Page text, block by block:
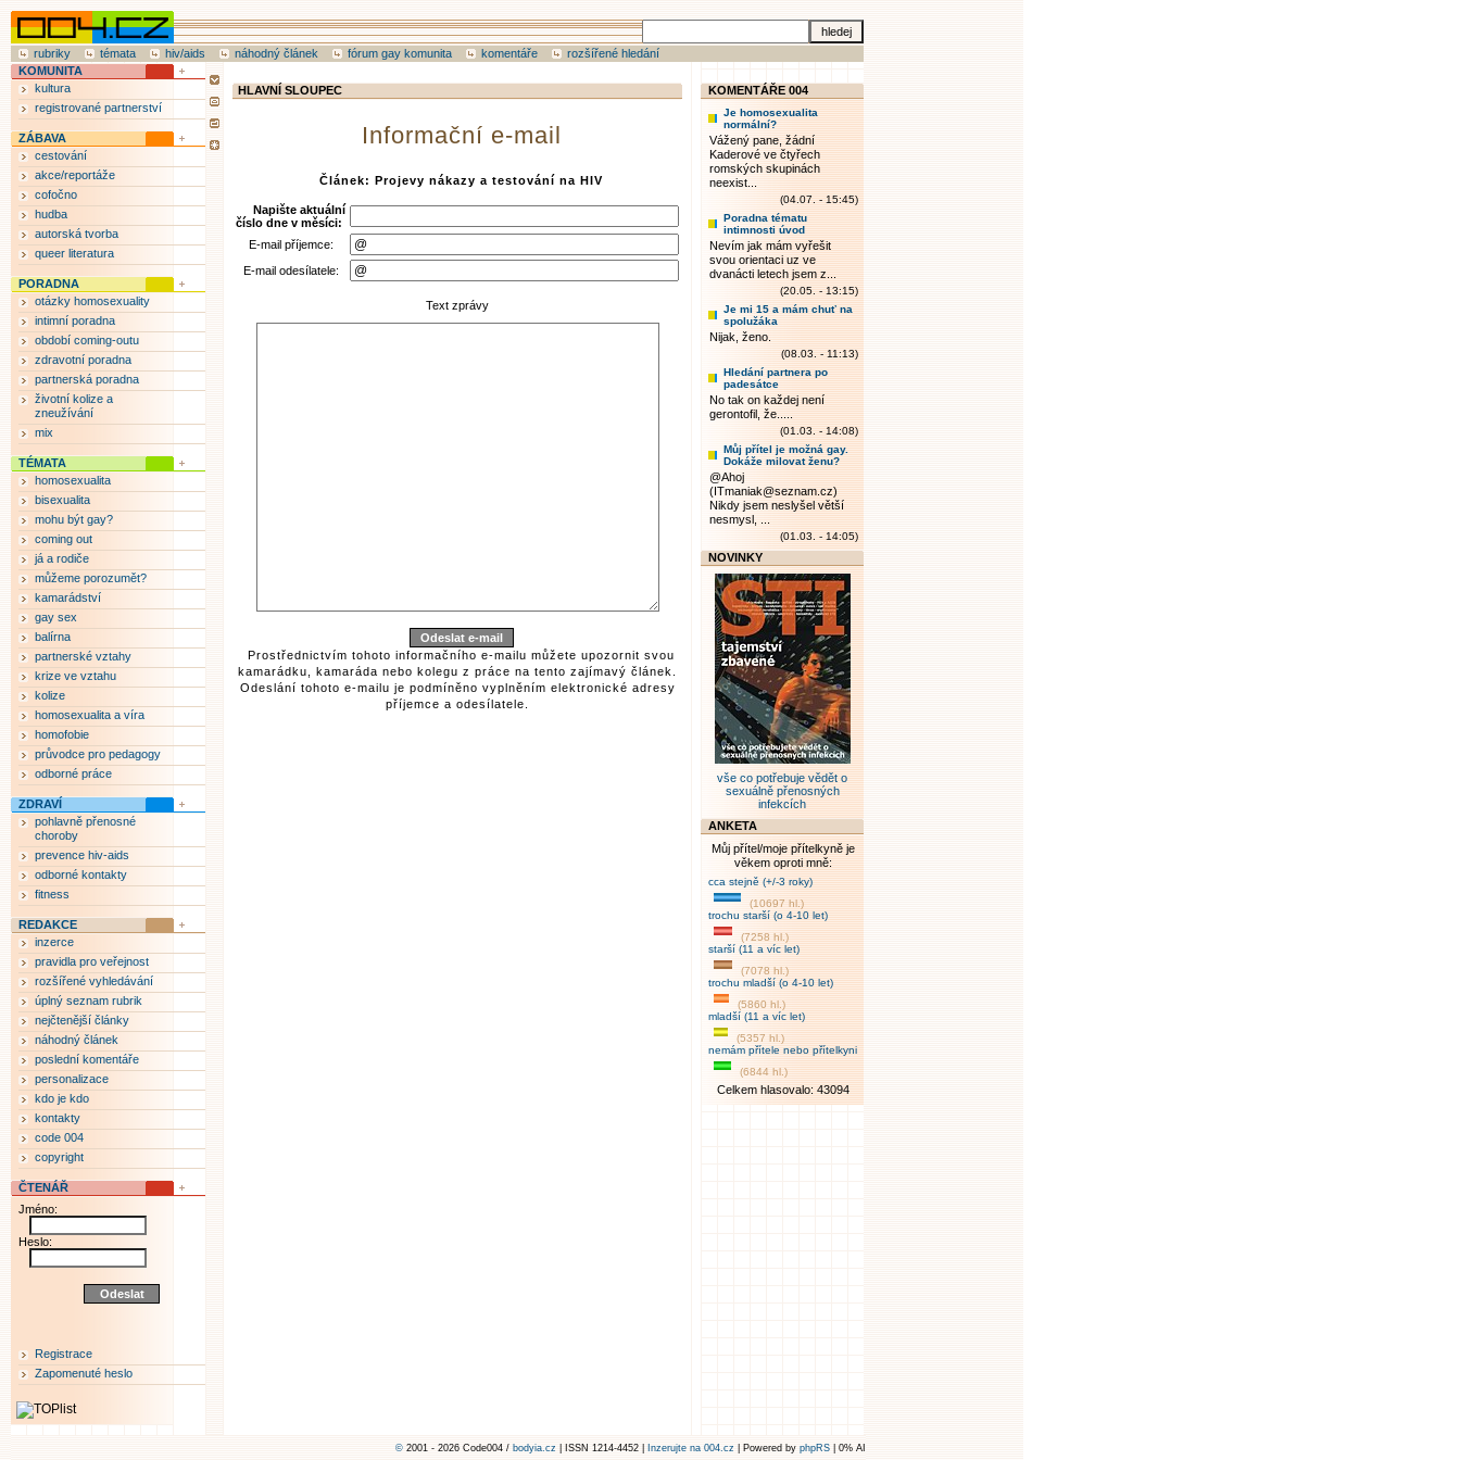
rubriky témata hiv/aids náhodný článek fórum gay komunita komentáře rozšířené hledání
HLAVNÍ SLOUPEC
Informační e-mail
Článek: Projevy nákazy a testování na HIV
Napište aktuální
číslo dne v měsíci:
E-mail příjemce:
E-mail odesílatele:
Text zprávy
Prostřednictvím tohoto informačního e-mailu můžete upozornit svou
kamarádku, kamaráda nebo kolegu z práce na tento zajímavý článek.
Odeslání tohoto e-mailu je podmíněno vyplněním elektronické adresy
příjemce a odesílatele.
KOMUNITA
kultura
registrované partnerství
ZÁBAVA
cestování
akce/reportáže
cofočno
hudba
autorská tvorba
queer literatura
PORADNA
otázky homosexuality
intimní poradna
období coming-outu
zdravotní poradna
partnerská poradna
životní kolize a
zneužívání
mix
TÉMATA
homosexualita
bisexualita
mohu být gay?
coming out
já a rodiče
můžeme porozumět?
kamarádství
gay sex
balírna
partnerské vztahy
krize ve vztahu
kolize
homosexualita a víra
homofobie
průvodce pro pedagogy
odborné práce
ZDRAVÍ
pohlavně přenosné
choroby
prevence hiv-aids
odborné kontakty
fitness
REDAKCE
inzerce
pravidla pro veřejnost
rozšířené vyhledávání
úplný seznam rubrik
nejčtenější články
náhodný článek
poslední komentáře
personalizace
kdo je kdo
kontakty
code 004
copyright
ČTENÁŘ
Jméno:
Heslo:
Registrace
Zapomenuté heslo
KOMENTÁŘE 004
Je homosexualita
normální?
Vážený pane, žádní
Kaderové ve čtyřech
romských skupinách
neexist...
(04.07. - 15:45)
Poradna tématu
intimnosti úvod
Nevím jak mám vyřešit
svou orientaci uz ve
dvanácti letech jsem z...
(20.05. - 13:15)
Je mi 15 a mám chuť na
spolužáka
Nijak, ženo.
(08.03. - 11:13)
Hledání partnera po
padesátce
No tak on každej není
gerontofil, že.....
(01.03. - 14:08)
Můj přítel je možná gay.
Dokáže milovat ženu?
@Ahoj
(ITmaniak@seznam.cz)
Nikdy jsem neslyšel větší
nesmysl, ...
(01.03. - 14:05)
NOVINKY
vše co potřebuje vědět o
sexuálně přenosných
infekcích
ANKETA
Můj přítel/moje přítelkyně je
věkem oproti mně:
cca stejně (+/-3 roky)
(10697 hl.)
trochu starší (o 4-10 let)
(7258 hl.)
starší (11 a víc let)
(7078 hl.)
trochu mladší (o 4-10 let)
(5860 hl.)
mladší (11 a víc let)
(5357 hl.)
nemám přítele nebo přítelkyni
(6844 hl.)
Celkem hlasovalo: 43094
© 2001 - 2026 Code004 / bodyia.cz | ISSN 1214-4452 | Inzerujte na 004.cz | Powered by phpRS | 0% AI